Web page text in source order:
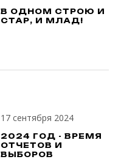
В ОДНОМ СТРОЮ И
СТАР, И МЛАД!
17 сентября 2024
2024 ГОД - ВРЕМЯ
ОТЧЕТОВ И
ВЫБОРОВ